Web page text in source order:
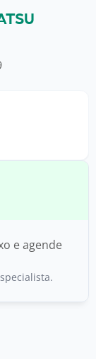
e agende